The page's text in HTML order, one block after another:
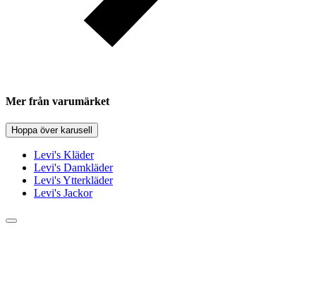
Mer från varumärket
Hoppa över karusell
Levi's Kläder
Levi's Damkläder
Levi's Ytterkläder
Levi's Jackor